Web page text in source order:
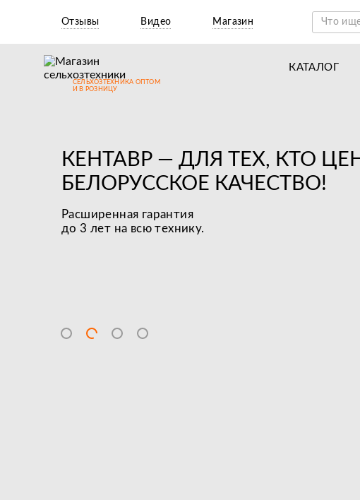
Отзывы Видео Магазин
СЕЛЬХОЗТЕХНИКА ОПТОМ
И В РОЗНИЦУ
КАТАЛОГ
КЕНТАВР — ДЛЯ ТЕХ, КТО
БЕЛОРУCCКОЕ КАЧЕСТВО!
Расширенная гарантия
до 3 лет на всю технику.